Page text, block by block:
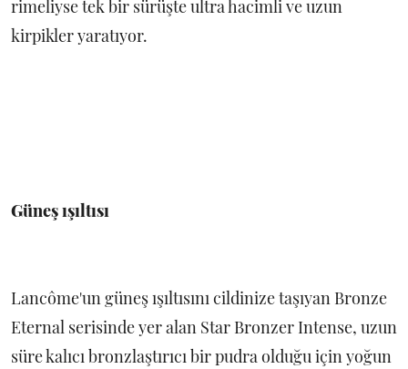
rimeliyse tek bir sürüşte ultra hacimli ve uzun
kirpikler yaratıyor.
Güneş ışıltısı
Lancôme'un güneş ışıltısını cildinize taşıyan Bronze
Eternal serisinde yer alan Star Bronzer Intense, uzun
süre kalıcı bronzlaştırıcı bir pudra olduğu için yoğun